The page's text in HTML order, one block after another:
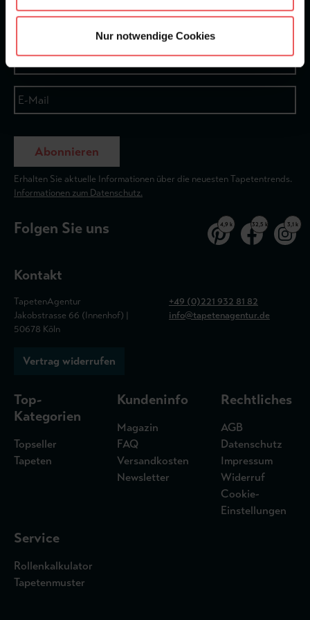
Nur notwendige Cookies
Newsletter
Abonnieren
Erhalten Sie aktuelle Informationen über die neuesten Tapetentrends.
Informationen zum Datenschutz.
Folgen Sie uns 4,9 k 32,5 k 3,1 k
Kontakt
TapetenAgentur
Jakobstrasse 66 (Innenhof) |
50678 Köln
+49 (0)221 932 81 82
info@tapetenagentur.de
Vertrag widerrufen
Top-
Kategorien
Topseller
Tapeten
Kundeninfo
Magazin
FAQ
Versandkosten
Newsletter
Rechtliches
AGB
Datenschutz
Impressum
Widerruf
Cookie-
Einstellungen
Service
Rollenkalkulator
Tapetenmuster